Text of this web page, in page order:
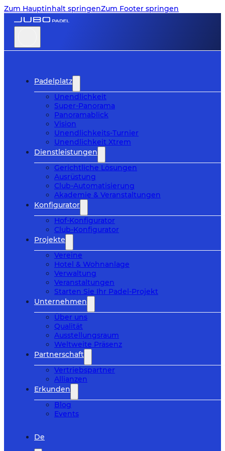
Zum Hauptinhalt springenZum Footer springen
Padelplatz
Unendlichkeit
Super-Panorama
Panoramablick
Vision
Unendlichkeits-Turnier
Unendlichkeit Xtrem
Dienstleistungen
Gerichtliche Lösungen
Ausrüstung
Club-Automatisierung
Akademie & Veranstaltungen
Konfigurator
Hof-Konfigurator
Club-Konfigurator
Projekte
Vereine
Hotel & Wohnanlage
Verwaltung
Veranstaltungen
Starten Sie Ihr Padel-Projekt
Unternehmen
Über uns
Qualität
Ausstellungsraum
Weltweite Präsenz
Partnerschaft
Vertriebspartner
Allianzen
Erkunden
Blog
Events
De